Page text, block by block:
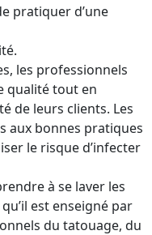
pratiquer d’une
les professionnels
qualité tout en
de leurs clients. Les
aux bonnes pratiques
le risque d’infecter
à se laver les
est enseigné par
du tatouage, du